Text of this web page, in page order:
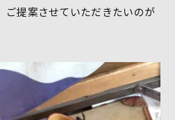
ご提案させていただきたいのが